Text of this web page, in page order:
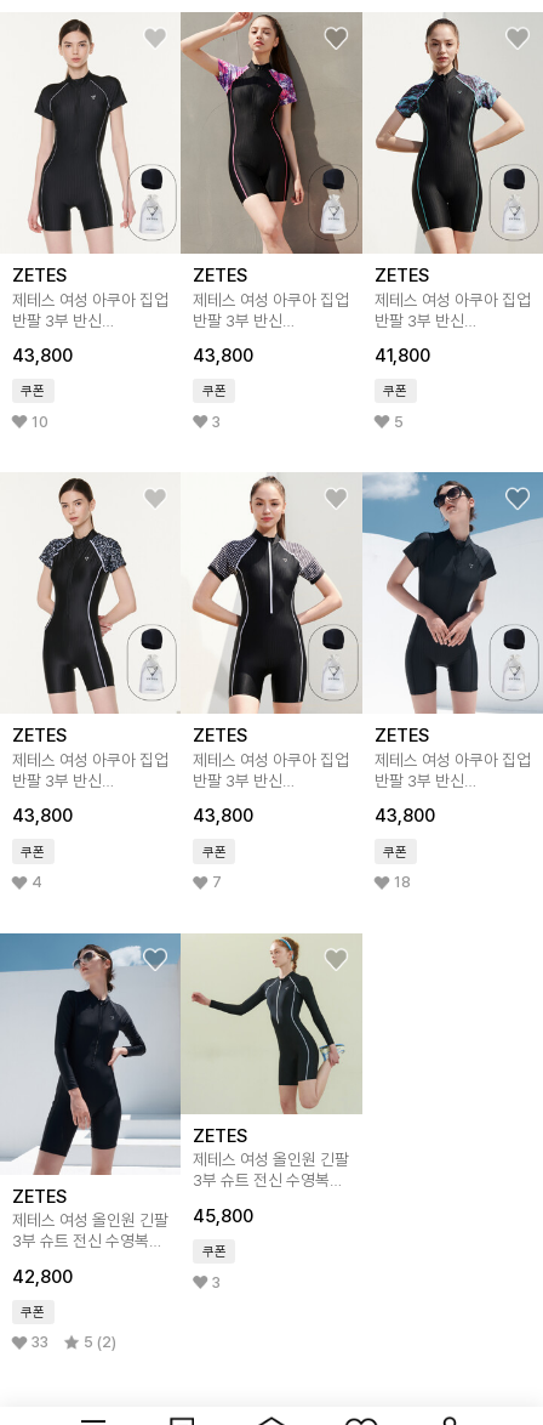
ZETES
제테스 여성 아쿠아 집업
반팔 3부 반신
43,800
쿠폰
10
ZETES
제테스 여성 아쿠아 집업
반팔 3부 반신
43,800
쿠폰
3
ZETES
제테스 여성 아쿠아 집업
반팔 3부 반신
41,800
쿠폰
5
ZETES
제테스 여성 아쿠아 집업
반팔 3부 반신
43,800
쿠폰
4
ZETES
제테스 여성 아쿠아 집업
반팔 3부 반신
L_4A935
43,800
쿠폰
7
ZETES
제테스 여성 아쿠아 집업
반팔 3부 반신
L_4A231
43,800
쿠폰
18
ZETES
제테스 여성 올인원 긴팔
3부 슈트 전신 수영복
42,800
쿠폰
33 5 (2)
ZETES
제테스 여성 올인원 긴팔
3부 슈트 전신 수영복
45,800
쿠폰
3